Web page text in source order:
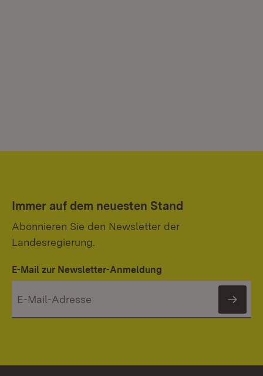
Immer auf dem neuesten Stand
Abonnieren Sie den Newsletter der
Landesregierung.
E-Mail zur Newsletter-Anmeldung